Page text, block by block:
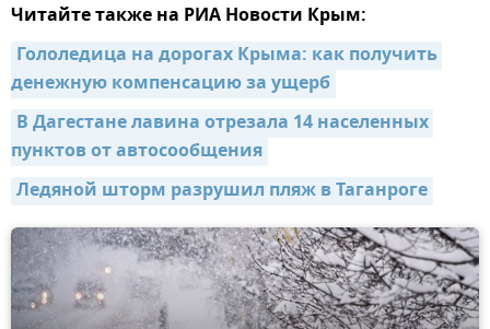
Читайте также на РИА Новости Крым:
Гололедица на дорогах Крыма: как получить
денежную компенсацию за ущерб
В Дагестане лавина отрезала 14 населенных
пунктов от автосообщения
Ледяной шторм разрушил пляж в Таганроге